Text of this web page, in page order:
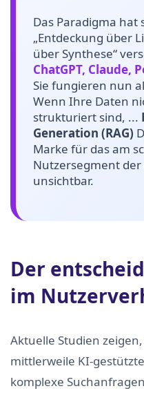
Das Paradigma
„Entdeckung über
über Synthese“
ChatGPT, Claude,
Sie fungieren nun
Wenn Ihre Daten
strukturiert sind, ...
Generation (RAG)
Marke für das am
Nutzersegment
unsichtbar.
Der
im
Aktuelle Studien
mittlerweile KI-
komplexe